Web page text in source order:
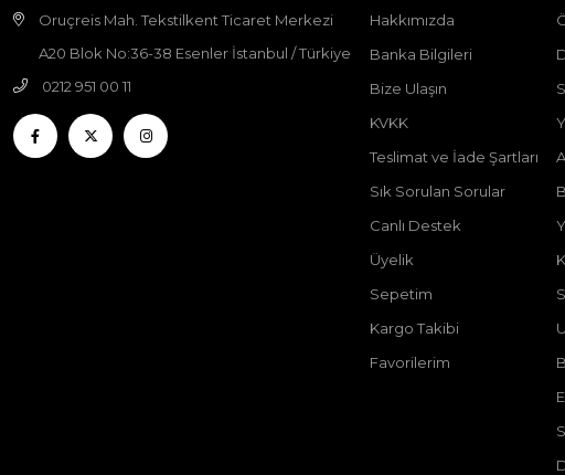
Oruçreis Mah. Tekstilkent Ticaret Merkezi
A20 Blok No:36-38 Esenler İstanbul / Türkiye
0212 951 00 11
Hakkımızda
Banka Bilgileri
Bize Ulaşın
KVKK
Teslimat ve İade Şartları
Sık Sorulan Sorular
Canlı Destek
Üyelik
Sepetim
Kargo Takibi
Favorilerim